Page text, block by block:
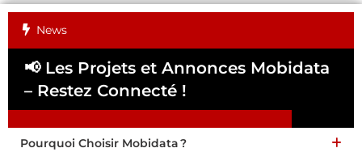
News
📢 Les Projets et Annonces Mobidata
– Restez Connecté !
Pourquoi Choisir Mobidata ?